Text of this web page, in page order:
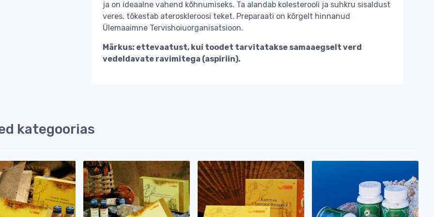
ja on ideaalne vahend kõhnumiseks. Ta alandab kolesterooli ja suhkru sisaldust
veres, tõkestab ateroskleroosi teket. Preparaati on kõrgelt hinnanud
Ülemaaimne Tervishoiuorganisatsioon.
Märkus: ettevaatust, kui toodet tarvitatakse samaaegselt verd
vedeldavate ravimitega (aspiriin).
kategoorias